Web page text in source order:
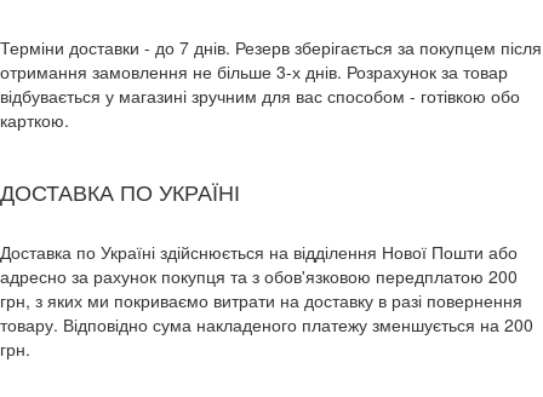
Терміни доставки - до 7 днів. Резерв зберігається за покупцем після
отримання замовлення не більше 3-х днів. Розрахунок за товар
відбувається у магазині зручним для вас способом - готівкою обо
карткою.
ДОСТАВКА ПО УКРАЇНІ
Доставка по Україні здійснюється на відділення Нової Пошти або
адресно за рахунок покупця та з обов'язковою передплатою 200
грн, з яких ми покриваємо витрати на доставку в разі повернення
товару. Відповідно сума накладеного платежу зменшується на 200
грн.